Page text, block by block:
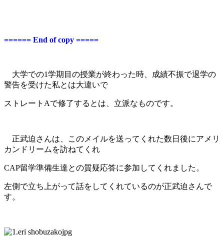
====== End of copy =====
大学での1学期目の授業が終わった時、成績不振で退学の
警告を受けた私とは大違いで
ストレートAで修了するとは、立派なものです。
正武迫さんは、このメイルを送ってくれた数日後にアメリ
カンドリームを訪ねてくれ
CAP留学準備生達との質疑応答に参加してくれました。
左側で立ち上がって話をしてくれているのが正武迫さんで
す。